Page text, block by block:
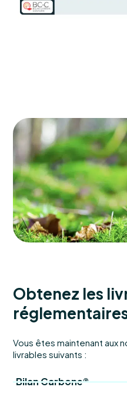
Obtenez les
Vous êtes maintenant aux
livrables suivants :
Bilan Carbone®